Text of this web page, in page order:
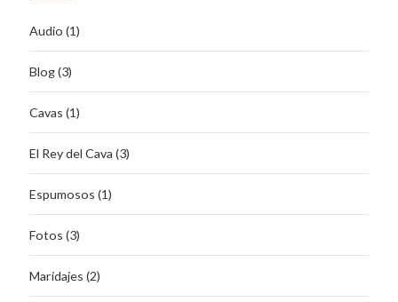
Audio (1)
Blog (3)
Cavas (1)
El Rey del Cava (3)
Espumosos (1)
Fotos (3)
Maridajes (2)